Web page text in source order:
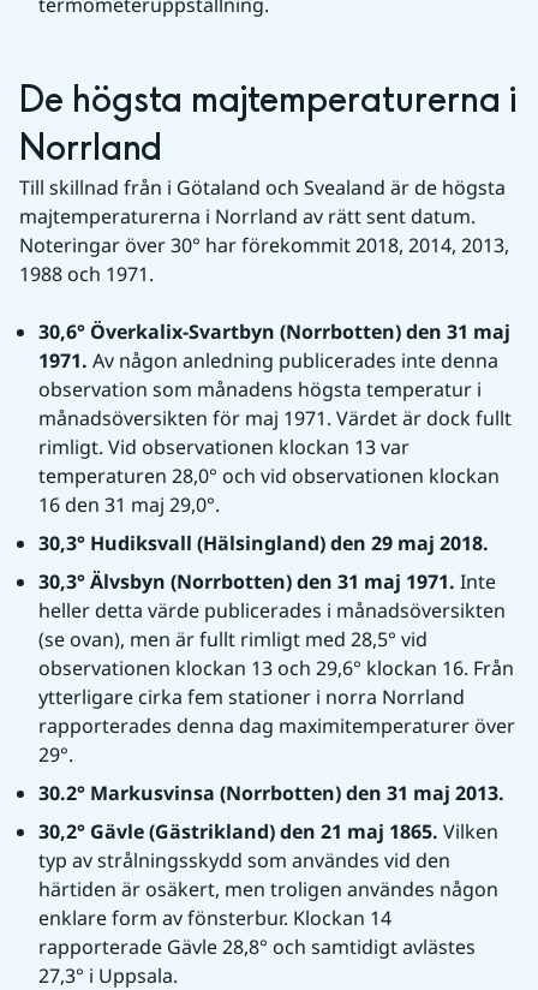
De högsta majtemperaturerna i
Norrland
Till skillnad från i Götaland och Svealand är de högsta
majtemperaturerna i Norrland av rätt sent datum.
Noteringar över 30° har förekommit 2018, 2014, 2013,
1988 och 1971.
30,6° Överkalix-Svartbyn (Norrbotten) den 31 maj
1971. Av någon anledning publicerades inte denna
observation som månadens högsta temperatur i
månadsöversikten för maj 1971. Värdet är dock fullt
rimligt. Vid observationen klockan 13 var
temperaturen 28,0° och vid observationen klockan
16 den 31 maj 29,0°.
30,3° Hudiksvall (Hälsingland) den 29 maj 2018.
30,3° Älvsbyn (Norrbotten) den 31 maj 1971. Inte
heller detta värde publicerades i månadsöversikten
(se ovan), men är fullt rimligt med 28,5° vid
observationen klockan 13 och 29,6° klockan 16. Från
ytterligare cirka fem stationer i norra Norrland
rapporterades denna dag maximitemperaturer över
29°.
30.2° Markusvinsa (Norrbotten) den 31 maj 2013.
30,2° Gävle (Gästrikland) den 21 maj 1865. Vilken
typ av strålningsskydd som användes vid den
härtiden är osäkert, men troligen användes någon
enklare form av fönsterbur. Klockan 14
rapporterade Gävle 28,8° och samtidigt avlästes
27,3° i Uppsala.